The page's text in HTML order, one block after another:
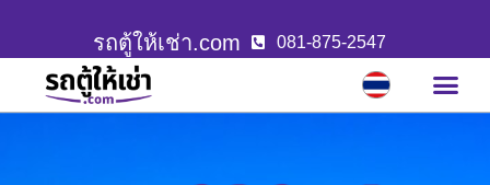
รถตู้ให้เช่า.com 081-875-2547